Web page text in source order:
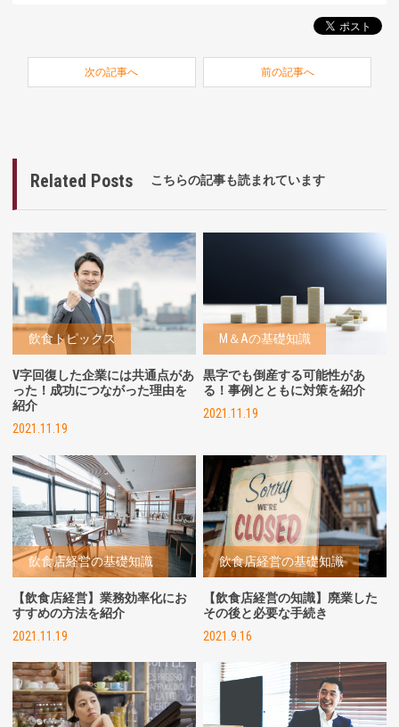
次の記事へ 前の記事へ
Related Posts こちらの記事も読まれています
飲食トピックス
V字回復した企業には共通点があ
った！成功につながった理由を
紹介
2021.11.19
M＆Aの基礎知識
黒字でも倒産する可能性があ
る！事例とともに対策を紹介
2021.11.19
飲食店経営の基礎知識
【飲食店経営】業務効率化にお
すすめの方法を紹介
2021.11.19
飲食店経営の基礎知識
【飲食店経営の知識】廃業した
その後と必要な手続き
2021.9.16